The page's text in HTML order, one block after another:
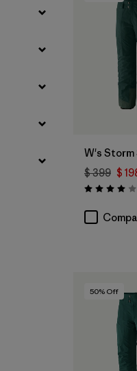
W's Storm
$ 399 $
Valoración:
50% Off